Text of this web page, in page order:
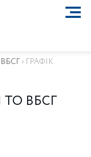
ВБСГ› ГРАФІК
ВБСГ